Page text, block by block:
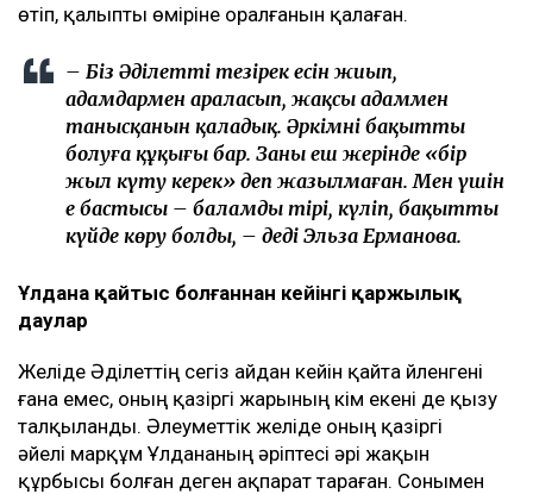
өтіп, қалыпты өміріне оралғанын қалаған.
– Біз Әділеттің тезірек есін жиып,
адамдармен араласып, жақсы адаммен
танысқанын қаладық. Әркімнің бақытты
болуға құқығы бар. Заңның еш жерінде «бір
жыл күту керек» деп жазылмаған. Мен үшін
ең бастысы – баламды тірі, күліп, бақытты
күйде көру болды, – деді Эльза Ерманова.
Ұлдана қайтыс болғаннан кейінгі қаржылық
даулар
Желіде Әділеттің сегіз айдан кейін қайта үйленгені
ғана емес, оның қазіргі жарының кім екені де қызу
талқыланды. Әлеуметтік желіде оның қазіргі
әйелі марқұм Ұлдананың әріптесі әрі жақын
құрбысы болған деген ақпарат тараған. Сонымен